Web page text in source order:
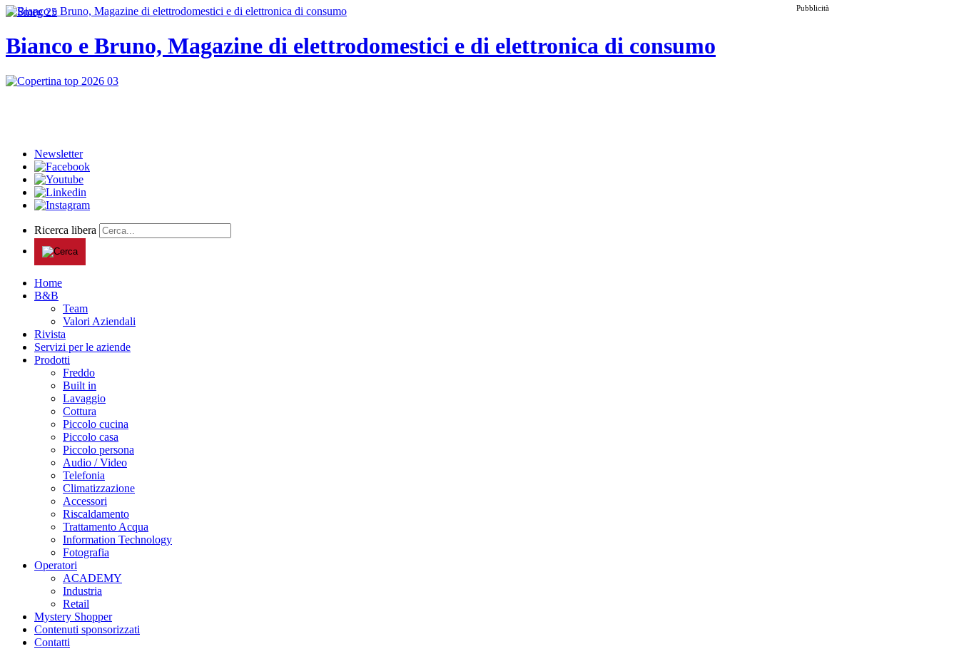
Pubblicità
Bianco e Bruno, Magazine di elettrodomestici e di elettronica di consumo
Newsletter
Ricerca libera
Home
B&B
Team
Valori Aziendali
Rivista
Servizi per le aziende
Prodotti
Freddo
Built in
Lavaggio
Cottura
Piccolo cucina
Piccolo casa
Piccolo persona
Audio / Video
Telefonia
Climatizzazione
Accessori
Riscaldamento
Trattamento Acqua
Information Technology
Fotografia
Operatori
ACADEMY
Industria
Retail
Mystery Shopper
Contenuti sponsorizzati
Contatti